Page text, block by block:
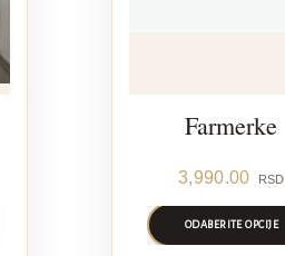
Farmerke
3,990.00 RSD
ODABERITE OPCIJE